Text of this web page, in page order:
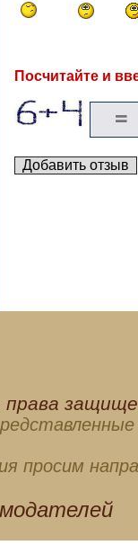
Посчитайте и
просим